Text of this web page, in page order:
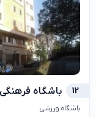
12 باشگاه
باشگاه ورزشی